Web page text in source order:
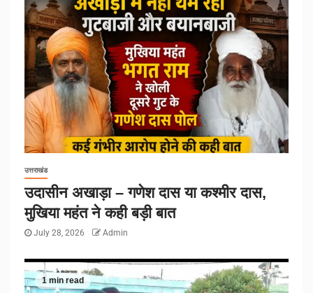
उत्तराखंड
उदासीन अखाड़ा – गणेश दास या कश्मीर दास,
मुखिया महंत ने कही बड़ी बात
July 28, 2026 Admin
1 min read